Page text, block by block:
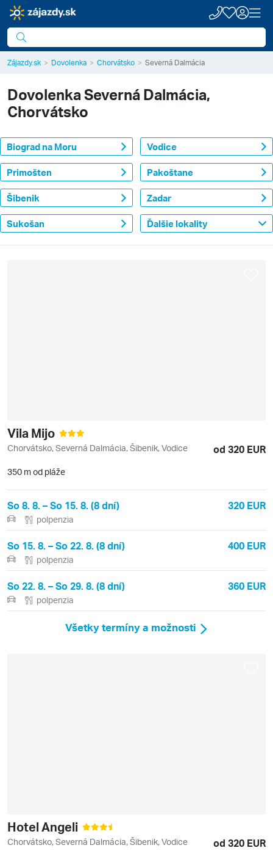
Zájazdy.sk Dovolenka Chorvátsko Severná Dalmácia
DovolenkaSeverná Dalmácia,
Chorvátsko
Biograd na Moru Vodice
Primošten Pakoštane
Šibenik Zadar
Sukošan Ďalšie lokality
Vila Mijo
Chorvátsko, Severná Dalmácia, Šibenik, Vodice od 320 EUR
350 m od pláže
So 8. 8. – So 15. 8. (8 dní) 320 EUR
polpenzia
So 15. 8. – So 22. 8. (8 dní) 400 EUR
polpenzia
So 22. 8. – So 29. 8. (8 dní) 360 EUR
polpenzia
Všetky termíny a možnosti
Hotel Angeli
Chorvátsko, Severná Dalmácia, Šibenik, Vodice od 320 EUR